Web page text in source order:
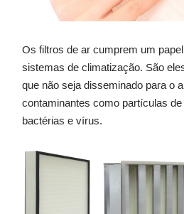
Os filtros de ar cumprem um
sistemas de climatização. São
que não seja disseminado para o
contaminantes como partículas
bactérias e vírus.